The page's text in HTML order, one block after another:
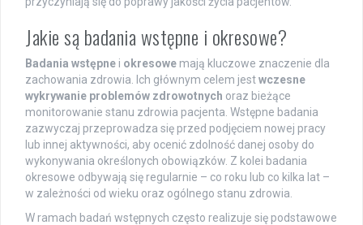
Jakie są badania wstępne i okresowe?
Badania wstępne i okresowe mają kluczowe znaczenie dla
zachowania zdrowia. Ich głównym celem jestwczesne
wykrywanie problemów zdrowotnych oraz bieżące
monitorowanie stanu zdrowia pacjenta. Wstępne badania
zazwyczaj przeprowadza się przed podjęciem nowej pracy
lub innej aktywności, aby ocenić zdolność danej osoby do
wykonywania określonych obowiązków. Z kolei badania
okresowe odbywają się regularnie – co roku lub co kilka lat –
w zależności od wieku oraz ogólnego stanu zdrowia.
W ramach badań wstępnych często realizuje się podstawowe